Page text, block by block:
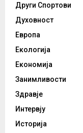
Други Спортови
Духовност
Европа
Екологија
Економија
Занимливости
Здравје
Интервју
Историја